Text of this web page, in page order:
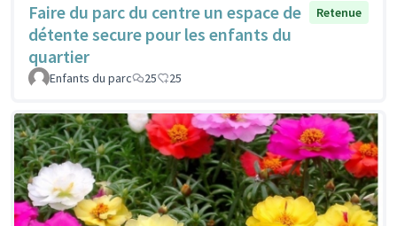
Faire du parc du centre un espace de
détente secure pour les enfants du
quartier
Retenue
Enfants du parc 25 25